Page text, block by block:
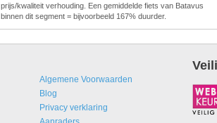
prijs/kwaliteit verhouding. Een gemiddelde fiets van Batavus
binnen dit segment = bijvoorbeeld 167% duurder.
Algemene Voorwaarden
Blog
Privacy verklaring